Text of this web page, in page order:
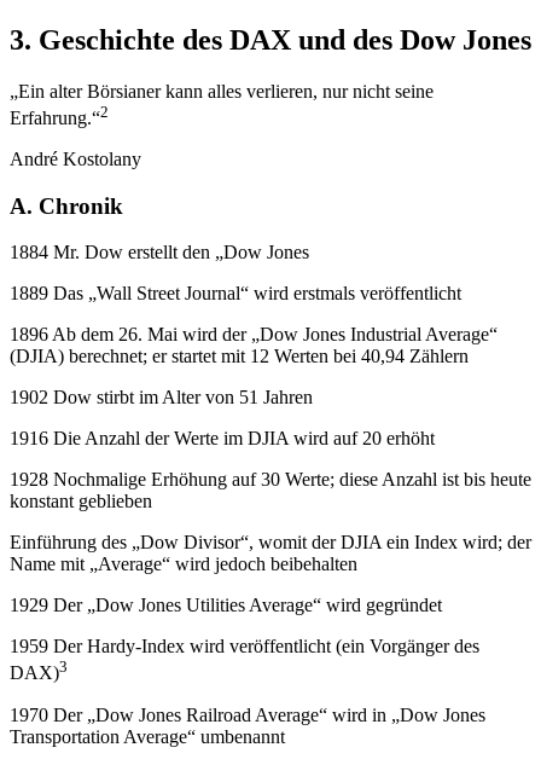
3. Geschichte des DAX und des Dow Jones
„Ein alter Börsianer kann alles verlieren, nur nicht seine
Erfahrung.“2
André Kostolany
A. Chronik
1884 Mr. Dow erstellt den „Dow Jones
1889 Das „Wall Street Journal“ wird erstmals veröffentlicht
1896 Ab dem 26. Mai wird der „Dow Jones Industrial Average“
(DJIA) berechnet; er startet mit 12 Werten bei 40,94 Zählern
1902 Dow stirbt im Alter von 51 Jahren
1916 Die Anzahl der Werte im DJIA wird auf 20 erhöht
1928 Nochmalige Erhöhung auf 30 Werte; diese Anzahl ist bis heute
konstant geblieben
Einführung des „Dow Divisor“, womit der DJIA ein Index wird; der
Name mit „Average“ wird jedoch beibehalten
1929 Der „Dow Jones Utilities Average“ wird gegründet
1959 Der Hardy-Index wird veröffentlicht (ein Vorgänger des
DAX)3
1970 Der „Dow Jones Railroad Average“ wird in „Dow Jones
Transportation Average“ umbenannt